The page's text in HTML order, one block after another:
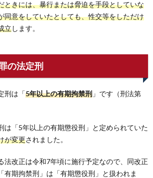
ときには、暴行または脅迫を手段としていな
同意をしていたとしても、性交等をしただけ
立します。
の法定刑
刑は「5年以上の有期拘禁刑 」です（刑法第
は「5年以上の有期懲役刑」と定められていた
が変更されました。
法改正は令和7年頃に施行予定なので、同改正
有期拘禁刑」は「有期懲役刑」と扱われま